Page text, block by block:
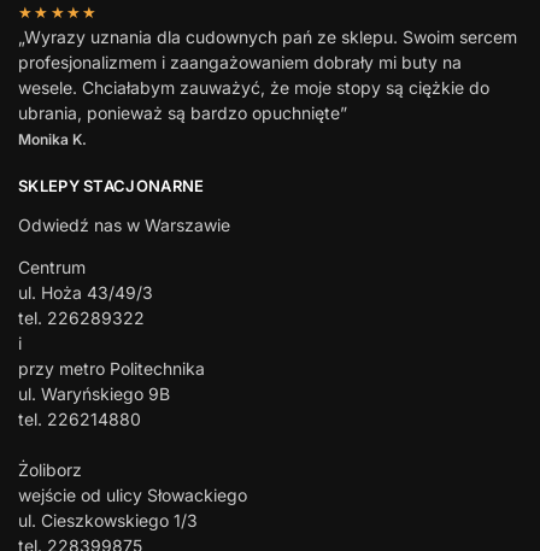
★★★★★
„Wyrazy uznania dla cudownych pań ze sklepu. Swoim sercem
profesjonalizmem i zaangażowaniem dobrały mi buty na
wesele. Chciałabym zauważyć, że moje stopy są ciężkie do
ubrania, ponieważ są bardzo opuchnięte”
Monika K.
SKLEPY STACJONARNE
Odwiedź nas w Warszawie
Centrum
ul. Hoża 43/49/3
tel. 226289322
i
przy metro Politechnika
ul. Waryńskiego 9B
tel. 226214880
Żoliborz
wejście od ulicy Słowackiego
ul. Cieszkowskiego 1/3
tel. 228399875